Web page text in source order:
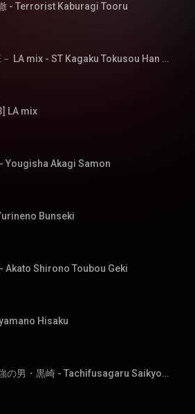
- Terrorist Kaburagi Tooru
ST －科学特捜班－ LA mix - ST Kagaku Tokusou Han LA mix
LA mix
Yougisha Akagi Samon
Bunseki
Akato Shirono Toubou Geki
Hisaku
立ちふさがる最強の男・黒崎 - Tachifusagaru Saikyouno Otoko Kurosaki